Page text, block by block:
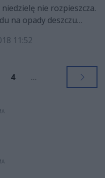
nie rozpieszcza.
na opady deszczu
zostać odwołane. -
- mówi generał
11:52
4 ...